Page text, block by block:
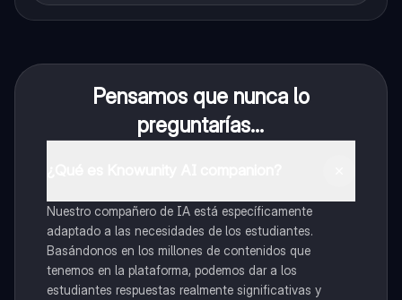
Pensamos que nunca lo
preguntarías...
Nuestro compañero de IA está específicamente
adaptado a las necesidades de los estudiantes.
Basándonos en los millones de contenidos que
tenemos en la plataforma, podemos dar a los
estudiantes respuestas realmente significativas y